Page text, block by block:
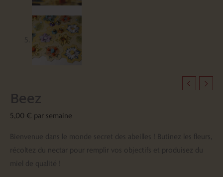
Beez
5,00 € par semaine
Bienvenue dans le monde secret des abeilles ! Butinez les fleurs,
récoltez du nectar pour remplir vos objectifs et produisez du
miel de qualité !